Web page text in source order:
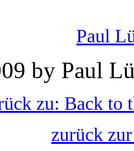
Paul
by Paul
zu: Back to
zurück